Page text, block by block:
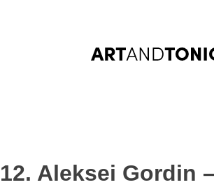
12. Aleksei Gordin